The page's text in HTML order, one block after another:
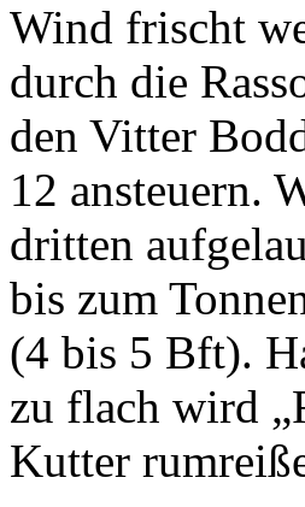
Wind frischt
durch die
den Vitter
12 ansteuern.
dritten
bis zum
(4 bis 5 Bft).
zu flach wird
Kutter